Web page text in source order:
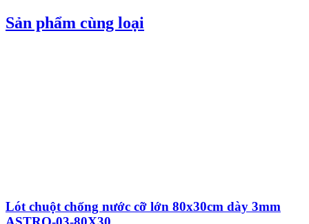
Sản phẩm cùng loại
Lót chuột chống nước cỡ lớn 80x30cm dày 3mm